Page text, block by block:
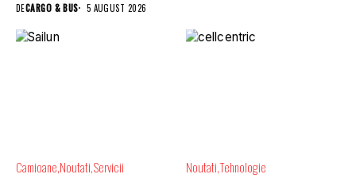
DECARGO & BUS 5 AUGUST 2026
Camioane Noutati Servicii NoutatiTehnologie